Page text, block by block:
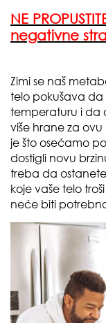
NE
negativne
Zimi se naš
telo pokušava da
temperaturu i da
više hrane za
je što osećamo
dostigli novu
treba da
koje vaše telo
neće biti